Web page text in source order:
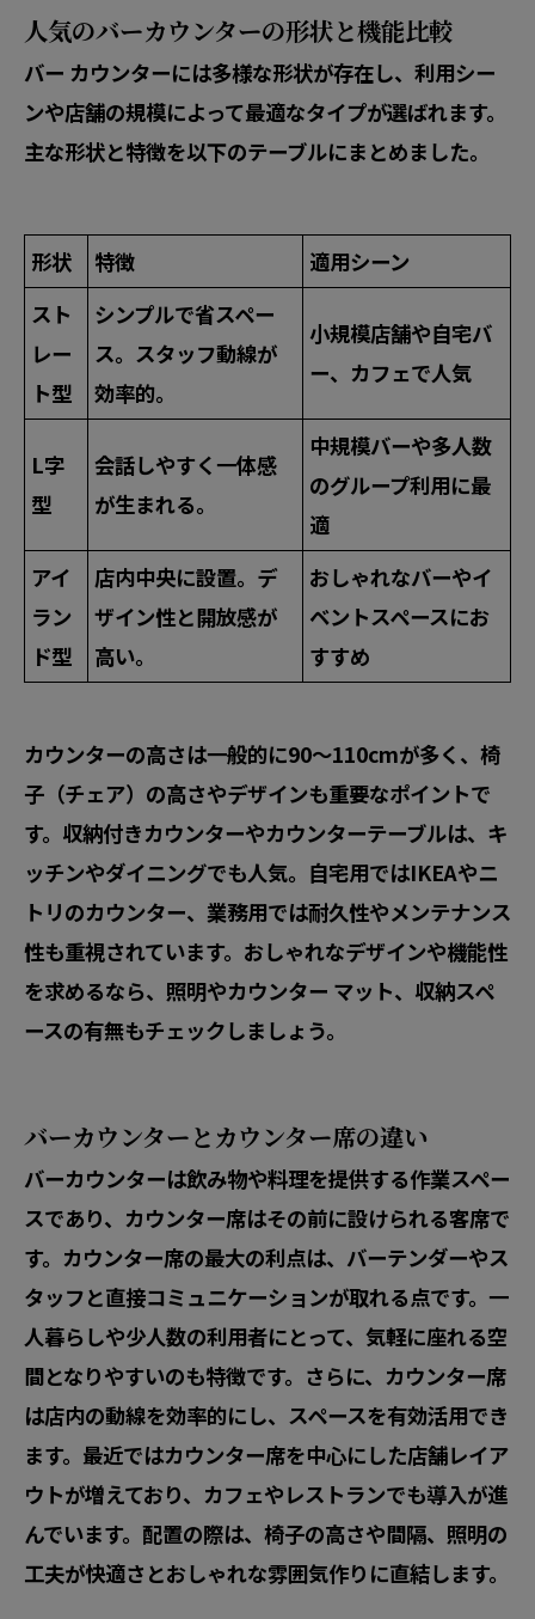
人気のバーカウンターの形状と機能比較
バー カウンターには多様な形状が存在し、利用シー
ンや店舗の規模によって最適なタイプが選ばれます。
主な形状と特徴を以下のテーブルにまとめました。
形状 特徴
適用シーン
スト
レー
ト型
シンプルで省スペー
ス。スタッフ動線が
効率的。
小規模店舗や自宅バ
ー、カフェで人気
L字
型
会話しやすく一体感
が生まれる。
中規模バーや多人数
のグループ利用に最
適
アイ
ラン
ド型
店内中央に設置。デ
ザイン性と開放感が
高い。
おしゃれなバーやイ
ベントスペースにお
すすめ
カウンターの高さは一般的に90〜110cmが多く、椅
子（チェア）の高さやデザインも重要なポイントで
す。 収納付きカウンターやカウンターテーブルは、キ
ッチンやダイニングでも人気。自宅用ではIKEAやニ
トリのカウンター、業務用では耐久性やメンテナンス
性も重視されています。おしゃれなデザインや機能性
を求めるなら、照明やカウンター マット、収納スペ
ースの有無もチェックしましょう。
バーカウンターとカウンター席の違い
バーカウンターは飲み物や料理を提供する作業スペー
スであり、カウンター席はその前に設けられる客席で
す。カウンター席の最大の利点は、バーテンダーやス
タッフと直接コミュニケーションが取れる点です。 一
人暮らしや少人数の利用者にとって、気軽に座れる空
間となりやすいのも特徴です。さらに、カウンター席
は店内の動線を効率的にし、スペースを有効活用でき
ます。最近ではカウンター席を中心にした店舗レイア
ウトが増えており、カフェやレストランでも導入が進
んでいます。配置の際は、 椅子の高さや間隔、照明の
工夫が快適さとおしゃれな雰囲気作りに直結します。